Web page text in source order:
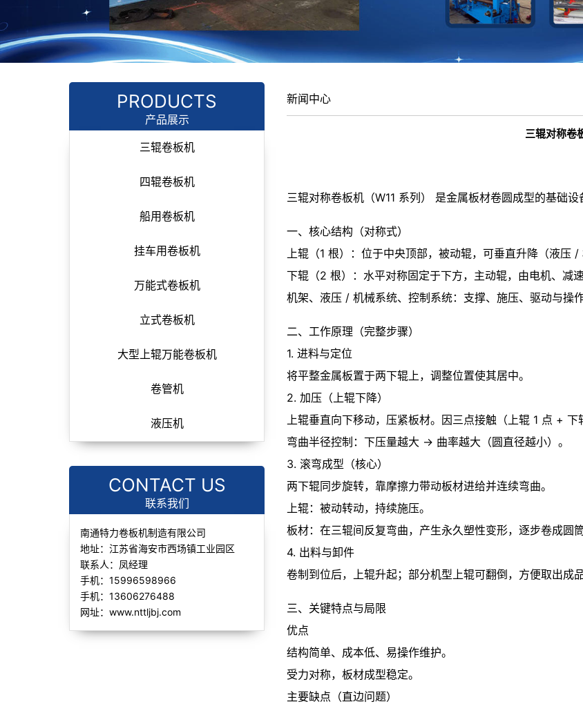
PRODUCTS
产品展示
三辊卷板机
四辊卷板机
船用卷板机
挂车用卷板机
万能式卷板机
立式卷板机
大型上辊万能卷板机
卷管机
液压机
CONTACT US
联系我们
南通特力卷板机制造有限公司
地址：江苏省海安市西场镇工业园区
联系人：凤经理
手机：15996598966
手机：13606276488
网址：www.nttljbj.com
新闻中心
三辊对称卷
三辊对称卷板机（W11 系列） 是金属板材卷圆成型的基础
一、核心结构（对称式）
上辊（1 根）：位于中央顶部，被动辊，可垂直升降（液压 /
下辊（2 根）：水平对称固定于下方，主动辊，由电机、减
机架、液压 / 机械系统、控制系统：支撑、施压、驱动与操作
二、工作原理（完整步骤）
1. 进料与定位
将平整金属板置于两下辊上，调整位置使其居中。
2. 加压（上辊下降）
上辊垂直向下移动，压紧板材。因三点接触（上辊 1 点 + 下
弯曲半径控制：下压量越大 → 曲率越大（圆直径越小）。
3. 滚弯成型（核心）
两下辊同步旋转，靠摩擦力带动板材进给并连续弯曲。
上辊：被动转动，持续施压。
板材：在三辊间反复弯曲，产生永久塑性变形，逐步卷成圆
4. 出料与卸件
卷制到位后，上辊升起；部分机型上辊可翻倒，方便取出成品
三、关键特点与局限
优点
结构简单、成本低、易操作维护。
受力对称，板材成型稳定。
主要缺点（直边问题）